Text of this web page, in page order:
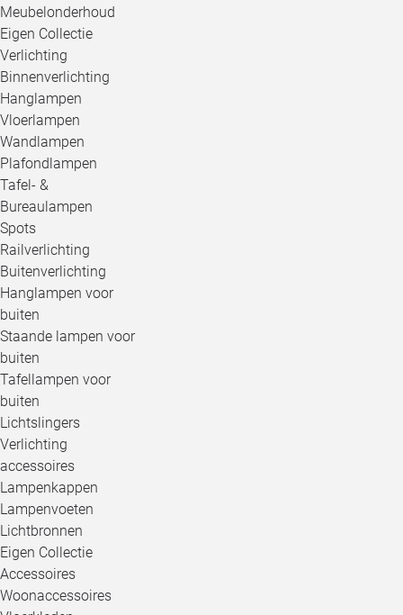
Meubelonderhoud
Eigen Collectie
Verlichting
Binnenverlichting
Hanglampen
Vloerlampen
Wandlampen
Plafondlampen
Tafel- &
Bureaulampen
Spots
Railverlichting
Buitenverlichting
Hanglampen voor
buiten
Staande lampen voor
buiten
Tafellampen voor
buiten
Lichtslingers
Verlichting
accessoires
Lampenkappen
Lampenvoeten
Lichtbronnen
Eigen Collectie
Accessoires
Woonaccessoires